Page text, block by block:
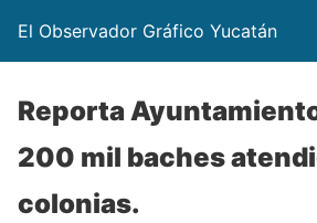
El Observador Gráfico Yucatán
Reporta
200 mil baches
colonias.